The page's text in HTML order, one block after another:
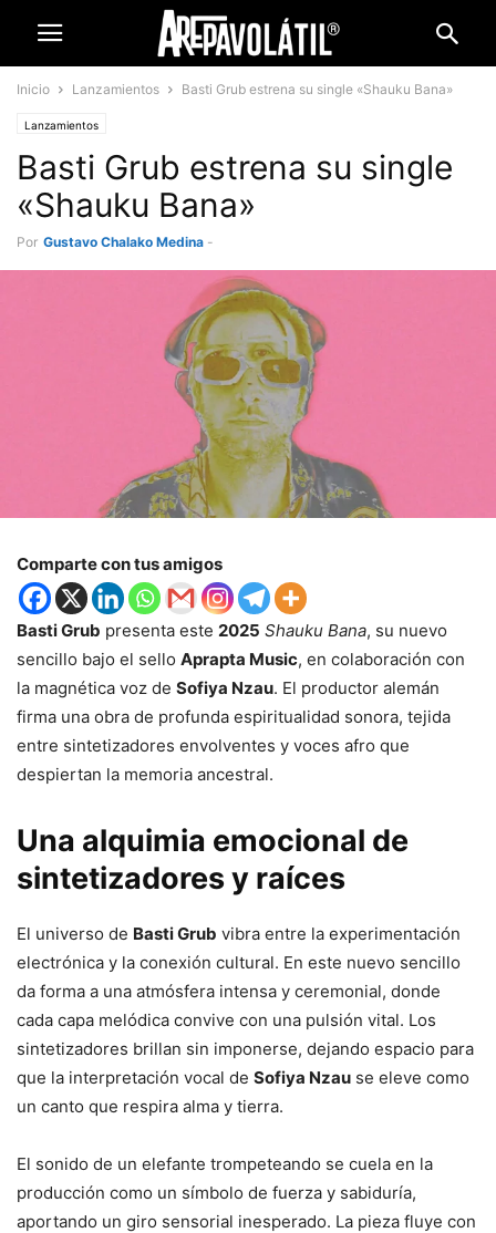
Inicio Lanzamientos Basti Grub estrena su single «Shauku Bana»
Lanzamientos
Basti Grub estrena su single
«Shauku Bana»
Por Gustavo Chalako Medina -
Comparte con tus amigos
Basti Grub presenta este 2025 Shauku Bana, su nuevo
sencillo bajo el sello Aprapta Music, en colaboración con
la magnética voz de Sofiya Nzau. El productor alemán
firma una obra de profunda espiritualidad sonora, tejida
entre sintetizadores envolventes y voces afro que
despiertan la memoria ancestral.
Una alquimia emocional de
sintetizadores y raíces
El universo de Basti Grub vibra entre la experimentación
electrónica y la conexión cultural. En este nuevo sencillo
da forma a una atmósfera intensa y ceremonial, donde
cada capa melódica convive con una pulsión vital. Los
sintetizadores brillan sin imponerse, dejando espacio para
que la interpretación vocal de Sofiya Nzau se eleve como
un canto que respira alma y tierra.
El sonido de un elefante trompeteando se cuela en la
producción como un símbolo de fuerza y sabiduría,
aportando un giro sensorial inesperado. La pieza fluye con